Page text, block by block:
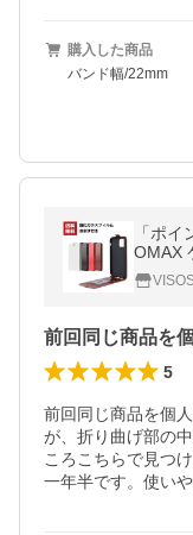
購入した商品
バンド幅/22mm
「ポ
OMAX ケース 縦開き 上開き 手帳型 レザー
おしゃ
5
前回同じ商品を個
が、折り曲げ部の
ころこちらで見つ
一年半です。使い